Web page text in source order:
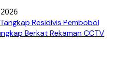
Residivis Pembobol
Berkat Rekaman CCTV